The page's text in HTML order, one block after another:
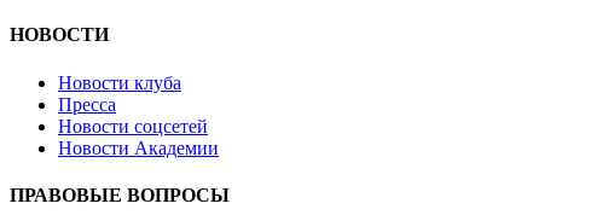
НОВОСТИ
Новости клуба
Пресса
Новости соцсетей
Новости Академии
ПРАВОВЫЕ ВОПРОСЫ